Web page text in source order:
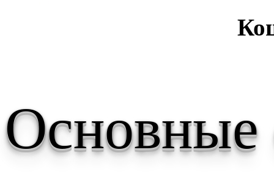
Кошачий
Основные